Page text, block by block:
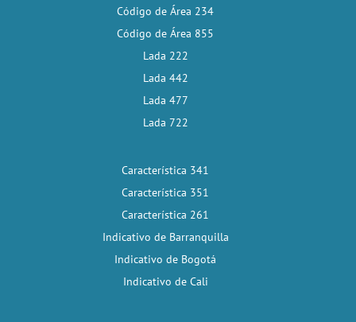
Código de Área 234
Código de Área 855
Lada 222
Lada 442
Lada 477
Lada 722
Característica 341
Característica 351
Característica 261
Indicativo de Barranquilla
Indicativo de Bogotá
Indicativo de Cali